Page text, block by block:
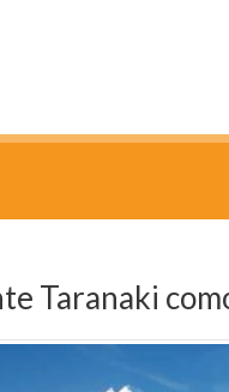
Taranaki